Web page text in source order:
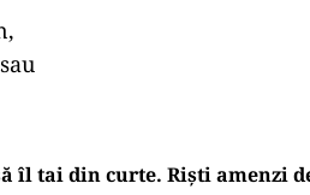
îl tai din curte. Riști amenzi